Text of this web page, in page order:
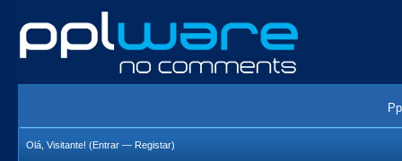
Olá, Visitante! (Entrar — Registar)